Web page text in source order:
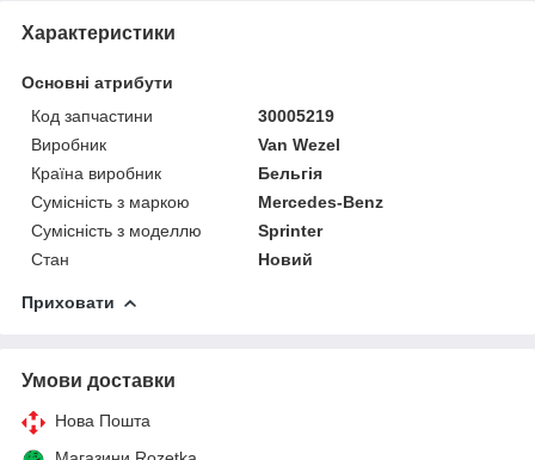
Характеристики
Основні атрибути
Код запчастини
30005219
Виробник
Van Wezel
Країна виробник
Бельгія
Сумісність з маркою
Mercedes-Benz
Сумісність з моделлю
Sprinter
Стан
Новий
Приховати
Умови доставки
Нова Пошта